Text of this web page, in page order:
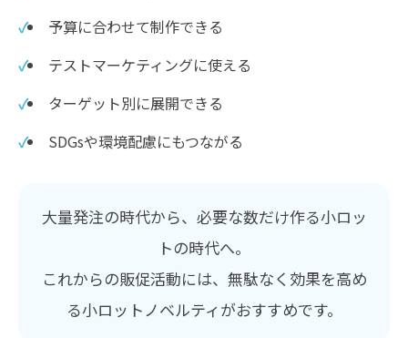
予算に合わせて制作できる
テストマーケティングに使える
ターゲット別に展開できる
SDGsや環境配慮にもつながる
大量発注の時代から、必要な数だけ作る小ロッ
トの時代へ。
これからの販促活動には、無駄なく効果を高め
る小ロットノベルティがおすすめです。